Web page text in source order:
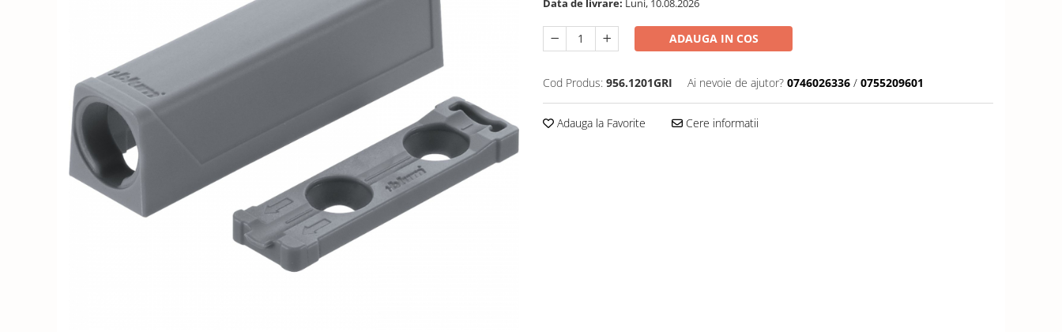
Plinte, antistropi & accesorii
Data de livrare: Luni, 10.08.2026
ADAUGA IN COS
Cod Produs: 956.1201GRI Ai nevoie de ajutor? 0746026336 / 0755209601
Adauga la Favorite Cere informatii